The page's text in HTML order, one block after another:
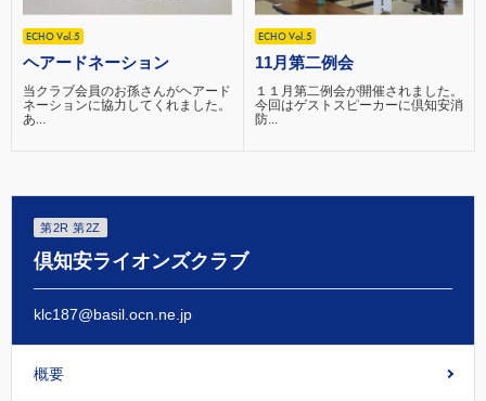
ECHO Vol.5
ヘアードネーション
当クラブ会員のお孫さんがヘアード
ネーションに協力してくれました。
あ...
ECHO Vol.5
11月第二例会
１１月第二例会が開催されました。
今回はゲストスピーカーに倶知安消
防...
第2R 第2Z
倶知安ライオンズクラブ
klc187@basil.ocn.ne.jp
概要